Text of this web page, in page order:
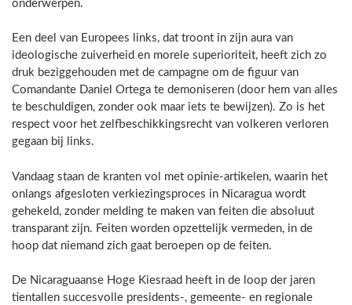
onderwerpen.
Een deel van Europees links, dat troont in zijn aura van
ideologische zuiverheid en morele superioriteit, heeft zich zo
druk beziggehouden met de campagne om de figuur van
Comandante Daniel Ortega te demoniseren (door hem van alles
te beschuldigen, zonder ook maar iets te bewijzen). Zo is het
respect voor het zelfbeschikkingsrecht van volkeren verloren
gegaan bij links.
Vandaag staan de kranten vol met opinie-artikelen, waarin het
onlangs afgesloten verkiezingsproces in Nicaragua wordt
gehekeld, zonder melding te maken van feiten die absoluut
transparant zijn. Feiten worden opzettelijk vermeden, in de
hoop dat niemand zich gaat beroepen op de feiten.
De Nicaraguaanse Hoge Kiesraad heeft in de loop der jaren
tientallen succesvolle presidents-, gemeente- en regionale